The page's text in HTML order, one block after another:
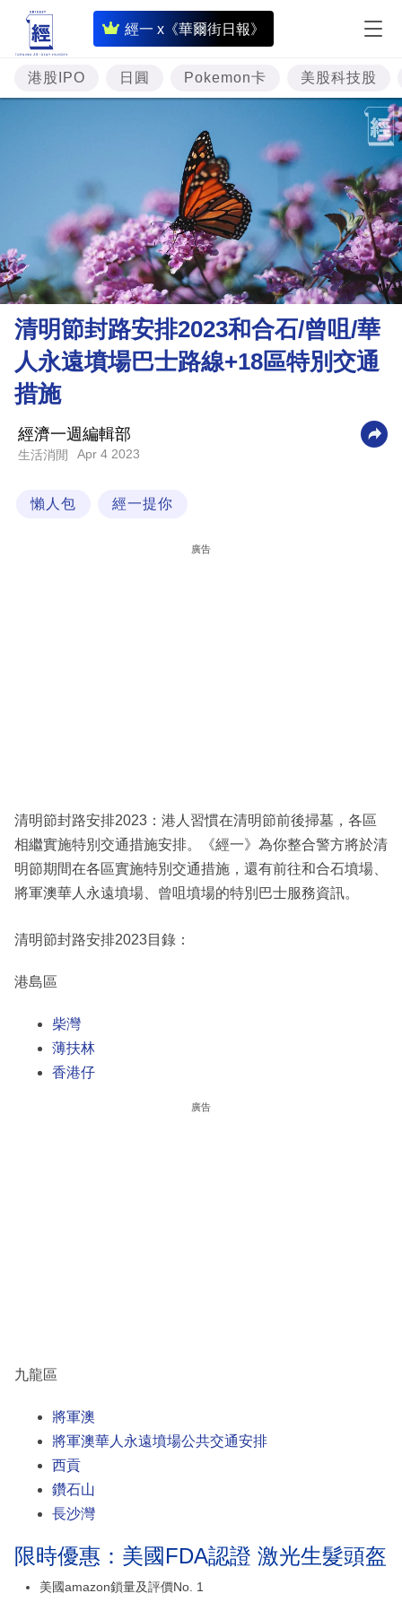
經一 x《華爾街日報》
即
時
財
經
資
樓
市
理
財
商
科
技
場
港股IPO 日圓 Pokemon卡 美股科技股
清明節封路安排2023和合石/曾咀/華
人永遠墳場巴士路線+18區特別交通
措施
經濟一週編輯部
生活消閒 Apr 4 2023
懶人包 經一提你
廣告
清明節封路安排2023：港人習慣在清明節前後掃墓，各區
相繼實施特別交通措施安排。《經一》為你整合警方將於清
明節期間在各區實施特別交通措施，還有前往和合石墳場、
將軍澳華人永遠墳場、曾咀墳場的特別巴士服務資訊。
清明節封路安排2023目錄：
港島區
柴灣
薄扶林
香港仔
廣告
九龍區
將軍澳
將軍澳華人永遠墳場公共交通安排
西貢
鑽石山
長沙灣
限時優惠：美國FDA認證 激光生髮頭盔
美國amazon鎖量及評價No. 1